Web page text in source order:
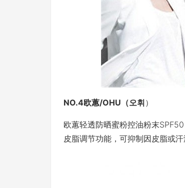
NO.4欧蕙/OHU（오휘 ）
欧蕙轻透防晒蜜粉控油粉末
皮脂调节功能，可抑制因皮脂或